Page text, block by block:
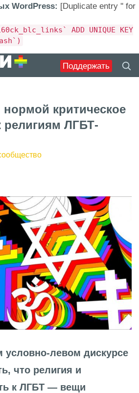
WordPress: [Duplicate entry '' for
ADD UNIQUE KEY
Поддержать
нормой критическое
религиям ЛГБТ-
условно-левом дискурсе
что религия и
к ЛГБТ — вещи